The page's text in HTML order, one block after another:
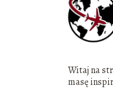
Witaj na
masę